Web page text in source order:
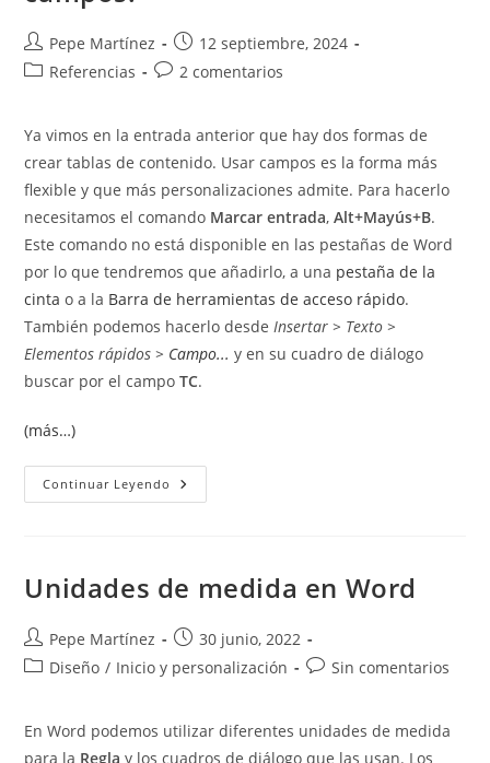
Autor
de
Pepe Martínez
Publicación
de
12 septiembre, 2024
Categoría
entrada:
Referencias
Comentarios
entrada:
2 comentarios
Ya vimos en la entrada anterior que hay dos formas de
crear tablas de contenido. Usar campos es la forma más
flexible y que más personalizaciones admite. Para hacerlo
necesitamos el comando Marcar entrada,Alt+Mayús+B.
Este comando no está disponible en las pestañas de Word
por lo que tendremos que añadirlo, a una pestaña de la
cinta o a la Barra de herramientas de acceso rápido.
También podemos hacerlo desde Insertar > Texto >
Elementos rápidos > Campo... y en su cuadro de diálogo
buscar por el campoTC.
(más…)
Continuar Leyendo Crear
Tablas
Unidades de medida en Word
Autor
de
Pepe Martínez
Publicación
de
la
30 junio, 2022
Categoría
entrada:
Diseño / Inicio y personalización
Comentarios
entrada:
Sin comentarios
En Word podemos utilizar diferentes unidades de medida
para la Regla y los cuadros de diálogo que las usan. Los